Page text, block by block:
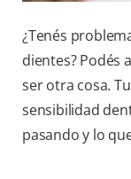
¿Tenés
dientes? Podés
ser otra cosa.
sensibilidad
pasando y lo